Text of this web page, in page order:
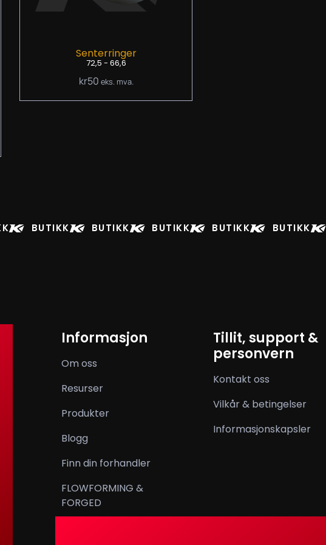
Senterringer
72,5 - 66,6
kr50 eks. mva.
BUTIKK BUTIKK BUTIKK BUTIKK BUTIKK
Informasjon
Om oss
Resurser
Produkter
Blogg
Finn din forhandler
FLOWFORMING &
FORGED
Tillit, support &
personvern
Kontakt oss
Vilkår & betingelser
Informasjonskapsler